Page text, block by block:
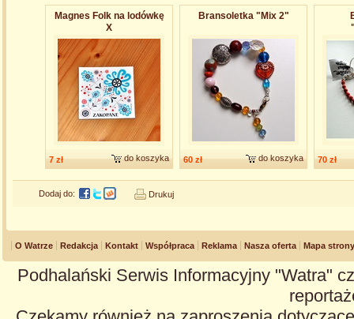
Magnes Folk na lodówkę
X
7 zł do koszyka
Bransoletka "Mix 2"
60 zł do koszyka 70 zł
Dodaj do: Drukuj
O Watrze Redakcja Kontakt Współpraca Reklama Nasza oferta Mapa strony
Podhalański Serwis Informacyjny "Watra"